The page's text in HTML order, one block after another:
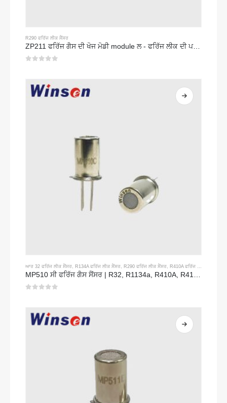
R290 ਫਰਿੱਜ ਲੀਕ ਸੈਂਸਰ
ZP211 ਫਰਿੱਜ ਗੈਸ ਦੀ ਖੋਜ ਮੋਡੀ module ਲ - ਫਰਿੱਜ ਲੀਕ ਦੀ ਪਛਾਣ ਲਈ ਉੱਚ-ਸੰਵੇਦਨਸ਼ੀਲਤਾ ਸੈਂਸਰ
ਆਰ 32 ਫਰਿੱਜ ਲੀਕ ਸੈਂਸਰ, R134A ਫਰਿੱਜ ਲੀਕ ਸੈਂਸਰ, R290 ਫਰਿੱਜ ਲੀਕ ਸੈਂਸਰ, R410A ਫਰਿੱਜ ਫਰਿੱਜ INGE ਸੈਂਸਰ
MP510 ਸੀ ਫਰਿੱਜ ਗੈਸ ਸੈਂਸਰ | R32, R1134a, R410A, R410A, R410A, REN190 ਲਈ ਉੱਚ-ਸੰਵੇਦਨਸ਼ੀਲਤਾ Freon Leak ਖੋਜ